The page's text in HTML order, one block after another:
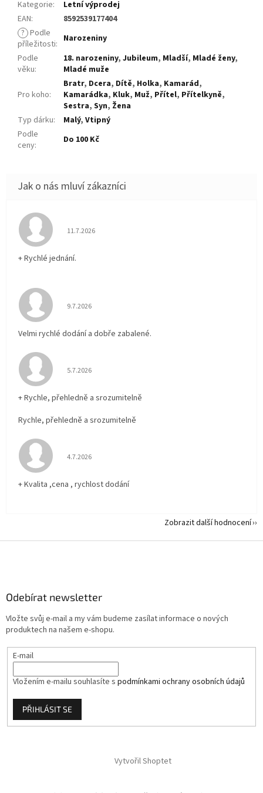
Kategorie:
Letní výprodej
EAN:
8592539177404
? Podle
příležitosti: Narozeniny
Podle
věku:
18. narozeniny, Jubileum, Mladší, Mladé ženy,
Mladé muže
Pro koho:
Bratr, Dcera, Dítě, Holka, Kamarád,
Kamarádka, Kluk, Muž, Přítel, Přítelkyně,
Sestra, Syn, Žena
Typ dárku: Malý, Vtipný
Podle
ceny: Do 100 Kč
Hodnocení obchodu je 5 z 5 hvězdiček.
11.7.2026
+ Rychlé jednání.
Hodnocení obchodu je 5 z 5 hvězdiček.
9.7.2026
Velmi rychlé dodání a dobře zabalené.
Hodnocení obchodu je 5 z 5 hvězdiček.
5.7.2026
+ Rychle, přehledně a srozumitelně
Rychle, přehledně a srozumitelně
Hodnocení obchodu je 5 z 5 hvězdiček.
4.7.2026
+ Kvalita ,cena , rychlost dodání
Zobrazit další hodnocení
Odebírat newsletter
Vložte svůj e-mail a my vám budeme zasílat informace o nových
produktech na našem e-shopu.
E-mail
Vložením e-mailu souhlasíte s podmínkami ochrany osobních údajů
PŘIHLÁSIT SE
Vytvořil Shoptet